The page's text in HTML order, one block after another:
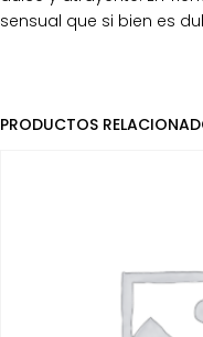
sensual que si bien es
PRODUCTOS